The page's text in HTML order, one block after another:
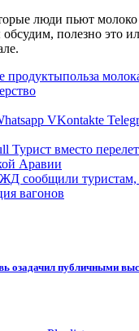
люди пьют
полезно это
продуктыпольза
VKontakte
Турист вместо
Аравии
сообщили туристам,
вагонов
озадачил публичными